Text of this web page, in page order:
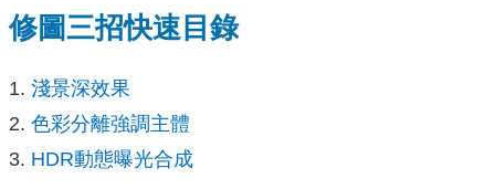
修圖三招快速目錄
淺景深效果
色彩分離強調主體
HDR動態曝光合成